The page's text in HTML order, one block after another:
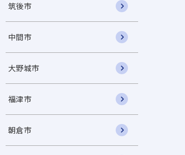
筑後市
中間市
大野城市
福津市
朝倉市